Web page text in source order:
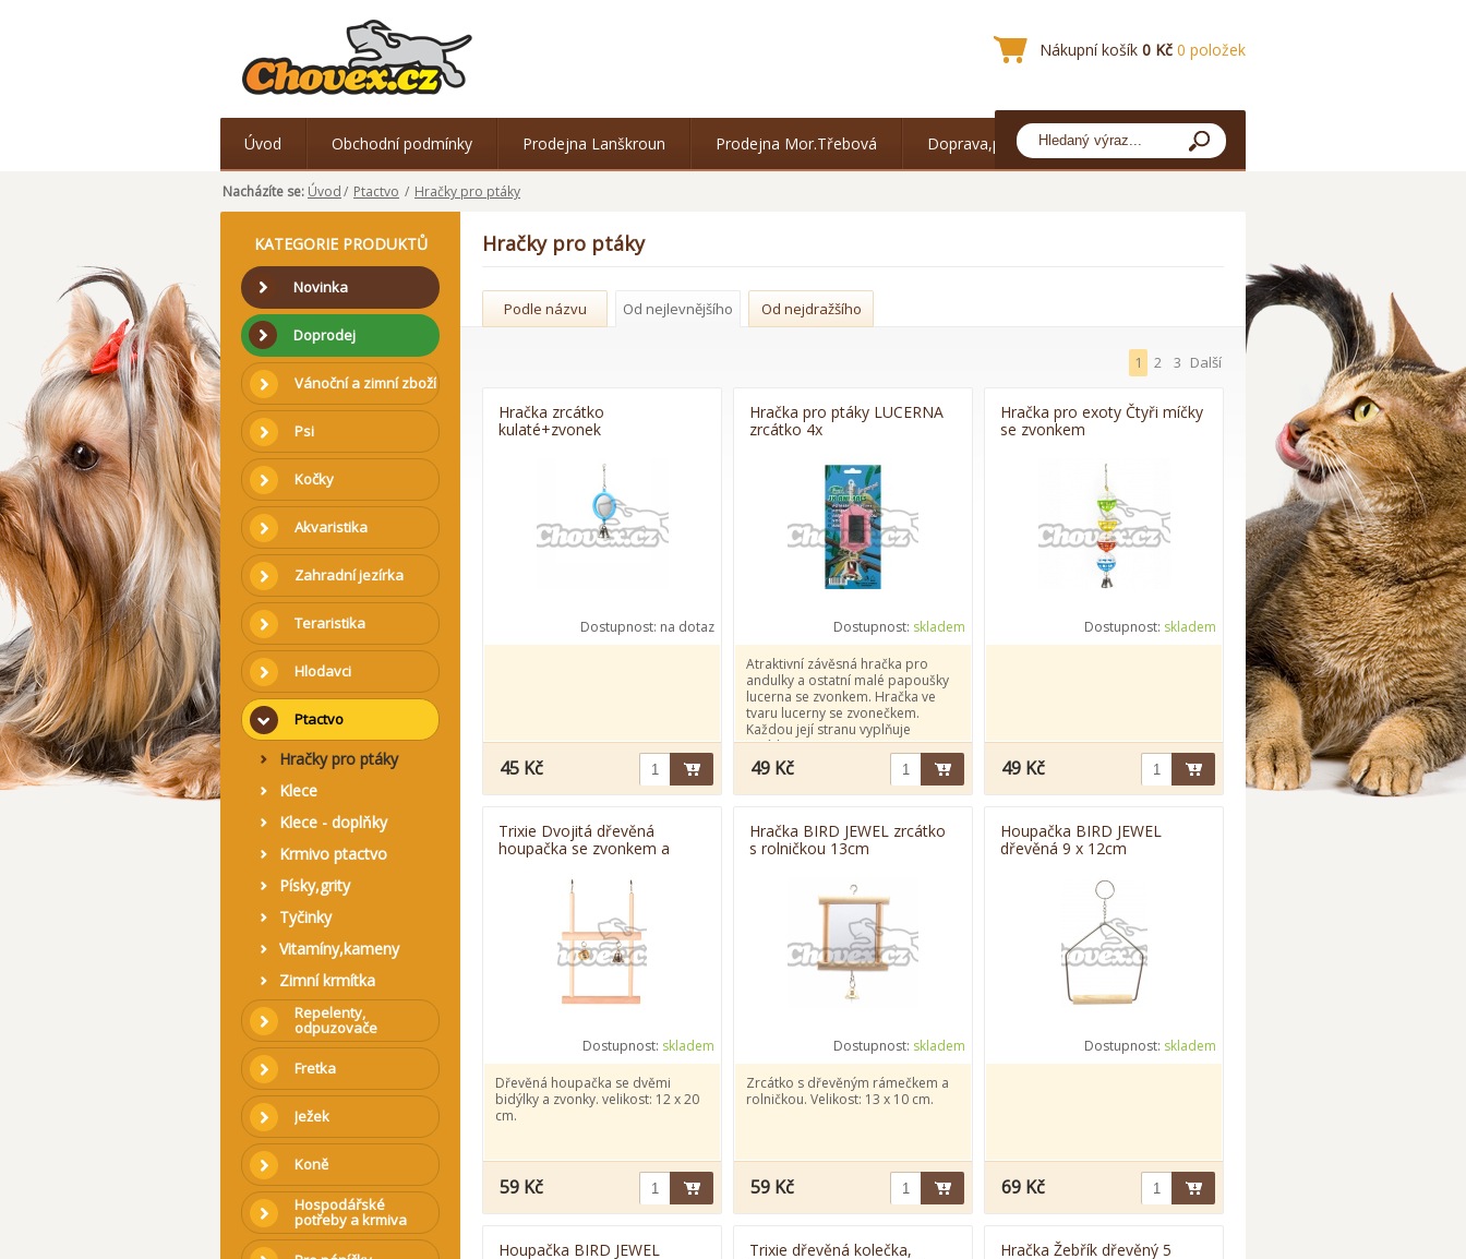
Nákupní košík 0 Kč 0 položek
Úvod Obchodní podmínky Prodejna Lanškroun Prodejna Mor.Třebová Doprava,platba
Nacházíte se: Úvod/ Ptactvo / Hračky pro ptáky
KATEGORIE PRODUKTŮ
Novinka
Doprodej
Vánoční a zimní zboží
Psi
Kočky
Akvaristika
Zahradní jezírka
Teraristika
Hlodavci
Ptactvo
Hračky pro ptáky
Klece
Klece - doplňky
Krmivo ptactvo
Písky,grity
Tyčinky
Vitamíny,kameny
Zimní krmítka
Repelenty,
odpuzovače
Fretka
Ježek
Koně
Hospodářské
potřeby a krmiva
Hračky pro ptáky
Podle názvu Od nejlevnějšího Od nejdražšího
1 2 3 Další
Hračka zrcátko
kulaté+zvonek
Dostupnost: na dotaz
45 Kč
Hračka pro ptáky LUCERNA
zrcátko 4x
Dostupnost: skladem
Atraktivní závěsná hračka pro
andulky a ostatní malé papoušky
lucerna se zvonkem. Hračka ve
tvaru lucerny se zvonečkem.
Každou její stranu vyplňuje
zrcátko.
49 Kč
Hračka pro exoty Čtyři míčky
se zvonkem
Dostupnost: skladem
49 Kč
Trixie Dvojitá dřevěná
houpačka se zvonkem a
Dostupnost: skladem
Dřevěná houpačka se dvěmi
bidýlky a zvonky. velikost: 12 x 20
cm.
59 Kč
Hračka BIRD JEWEL zrcátko
s rolničkou 13cm
Dostupnost: skladem
Zrcátko s dřevěným rámečkem a
rolničkou. Velikost: 13 x 10 cm.
59 Kč
Houpačka BIRD JEWEL
dřevěná 9 x 12cm
Dostupnost: skladem
69 Kč
Houpačka BIRD JEWEL
Trixie dřevěná kolečka,
Hračka Žebřík dřevěný 5